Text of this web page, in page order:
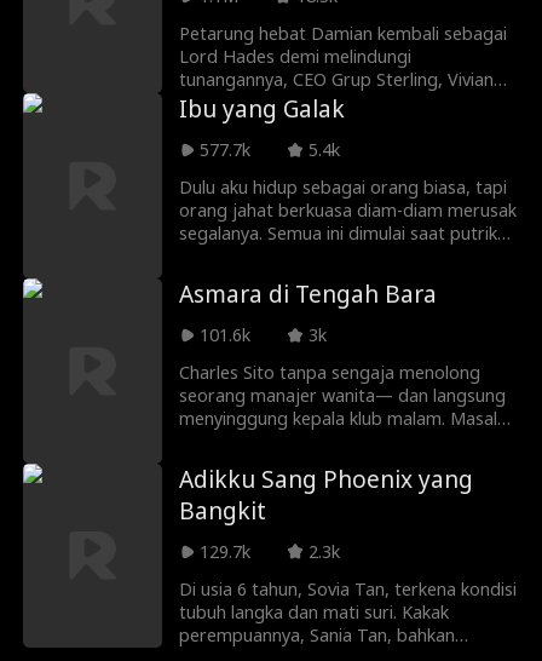
Petarung hebat Damian kembali sebagai
Lord Hades demi melindungi
tunangannya, CEO Grup Sterling, Vivian
Sterling. Usai mengungkap identitas
aslinya pada Kapten NSB Avery, mereka
tak sengaja menghabiskan malam penuh
pembunuh kelas dunia Marilyn,
membongkar kedok sahabat Vivian,
Sylvia, sebagai pengkhianat, dan terus
Blackwood yang ingin mencuri proyek
antikanker. Ia juga lolos dari tembakan
penembak jitu, menundukkan Don
mudah menghabisi pembunuh bayaran
Clyde Barnes.
Ibu yang Galak
577.7k
5.4k
Dulu aku hidup sebagai orang biasa, tapi
orang jahat berkuasa diam-diam merusak
segalanya. Semua ini dimulai saat putriku
yang melindunginya, dan balas dendam
pada mereka!
Asmara di Tengah Bara
101.6k
3k
Charles Sito tanpa sengaja menolong
seorang manajer wanita— dan langsung
menyinggung kepala klub malam. Masalah
sejak hari pertama, hidupnya sudah
dikendalikan oleh seseorang di balik layar.
Saat kebenaran mulai terungkap, Charles
tidak lagi bertahan— dia melancarkan
serangan balik.
Adikku Sang Phoenix yang
Bangkit
129.7k
2.3k
Di usia 6 tahun, Sovia Tan, terkena kondisi
tubuh langka dan mati suri. Kakak
perempuannya, Sania Tan, bahkan